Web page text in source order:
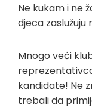
Ne kukam i ne
djeca
Mnogo veći
kandidate! Ne
trebali da